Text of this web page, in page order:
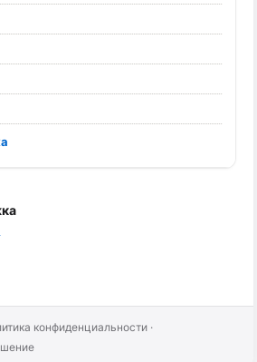
конфиденциальности ·